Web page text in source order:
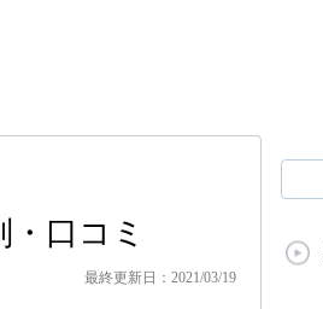
口コミ
最終更新日：2021/03/19